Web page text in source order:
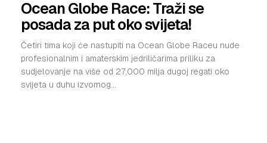
Ocean Globe Race: Traži se
posada za put oko svijeta!
Četiri tima koji će nastupiti na Ocean Globe Raceu nude
profesionalnim i amaterskim jedriličarima priliku za
sudjelovanje na više od 27,000 milja dugoj regati oko
svijeta u duhu izvornog...